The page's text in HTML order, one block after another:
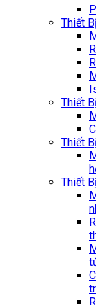
Thiết
Thiết
Thiết
Thiết